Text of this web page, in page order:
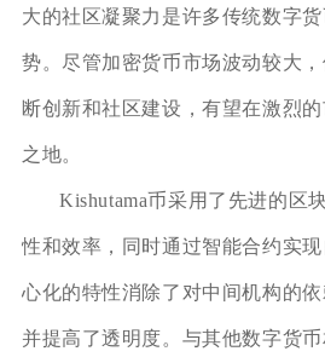
大的社区凝聚力是许多传统数字
势。尽管加密货币市场波动较大
断创新和社区建设，有望在激烈
之地。
Kishutama币采用了先进的区
性和效率，同时通过智能合约实
心化的特性消除了对中间机构的
并提高了透明度。与其他数字货